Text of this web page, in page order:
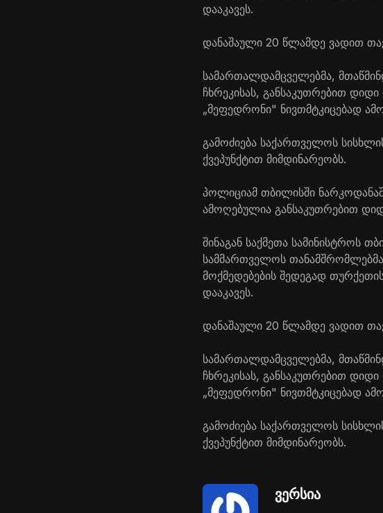
დააკავეს.
დანაშაული 20 წლამდე ვადით
სამართალდამცველებმა,
ჩხრეკისას, განსაკუთრებით
„მეფედრონი" ნივთმტკიცებად
გამოძიება საქართველოს
ქვეპუნქტით მიმდინარეობს.
პოლიციამ თბილისში
ამოღებულია განსაკუთრებით
შინაგან საქმეთა სამინისტროს
სამმართველოს
მოქმედებების შედეგად
დააკავეს.
დანაშაული 20 წლამდე ვადით
სამართალდამცველებმა,
ჩხრეკისას, განსაკუთრებით
„მეფედრონი" ნივთმტკიცებად
გამოძიება საქართველოს
ქვეპუნქტით მიმდინარეობს.
ვერსია